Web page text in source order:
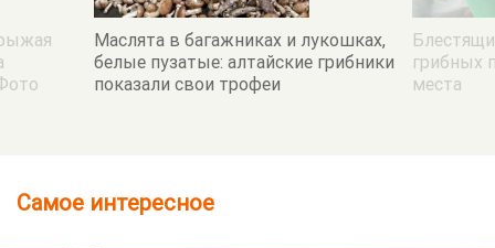
Маслята в багажниках и лукошках,
белые пузатые: алтайские грибники
показали свои трофеи
грибных
места
Самое интересное